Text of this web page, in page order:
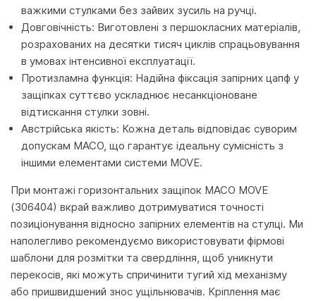
важкими стулками без зайвих зусиль на ручці.
Довговічність: Виготовлені з першокласних матеріалів,
розрахованих на десятки тисяч циклів спрацьовування
в умовах інтенсивної експлуатації.
Протизламна функція: Надійна фіксація запірних цапф у
защіпках суттєво ускладнює несанкціоноване
відтискання стулки зовні.
Австрійська якість: Кожна деталь відповідає суворим
допускам MACO, що гарантує ідеальну сумісність з
іншими елементами системи MOVE.
При монтажі горизонтальних защіпок MACO MOVE
(306404) вкрай важливо дотримуватися точності
позиціонування відносно запірних елементів на стулці. Ми
наполегливо рекомендуємо використовувати фірмові
шаблони для розмітки та свердління, щоб уникнути
перекосів, які можуть спричинити тугий хід механізму
або пришвидшений знос ущільнювачів. Кріплення має